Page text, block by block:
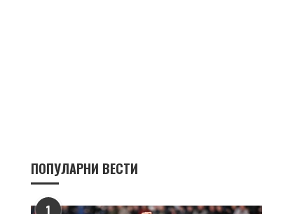
ПОПУЛАРНИ ВЕСТИ
1